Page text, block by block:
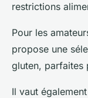
restrictions
Pour les
propose une
gluten, parfaites
Il vaut